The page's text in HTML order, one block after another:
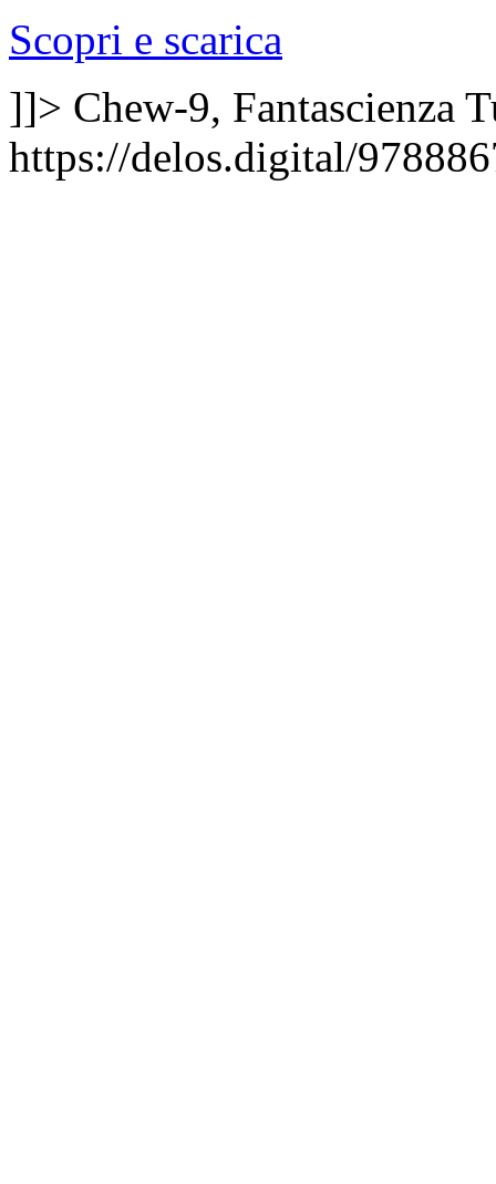
Scopri e scarica
]]> Chew-9, Fantascienza
https://delos.digital/